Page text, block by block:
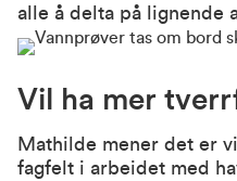
alle å delta på lignende
Vil ha mer
Mathilde mener det er
fagfelt i arbeidet med